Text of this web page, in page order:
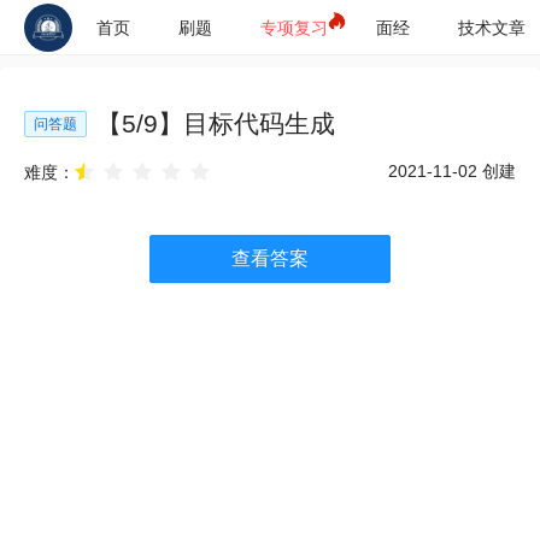
首页 刷题 专项复习 面经 技术文章
问答题 【5/9】 目标代码生成
难度： 2021-11-02 创建
查看答案